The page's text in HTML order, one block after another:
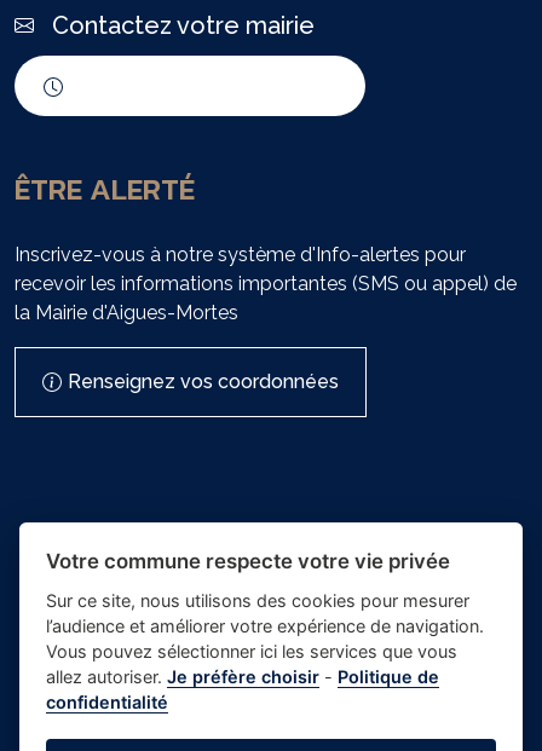
Contactez votre mairie
ÊTRE ALERTÉ
Inscrivez-vous à notre système d'Info-alertes pour
recevoir les informations importantes (SMS ou appel) de
la Mairie d'Aigues-Mortes
Renseignez vos coordonnées
Place du village la solution web
et appli des collectivités
- Mairie
d'Aigues-
Crédits photos-- Gestion des cookies
Votre commune respecte votre vie privée
Sur ce site, nous utilisons des cookies pour mesurer
l’audience et améliorer votre expérience de navigation.
Vous pouvez sélectionner ici les services que vous
allez autoriser.Je préfère choisir - Politique de
confidentialité